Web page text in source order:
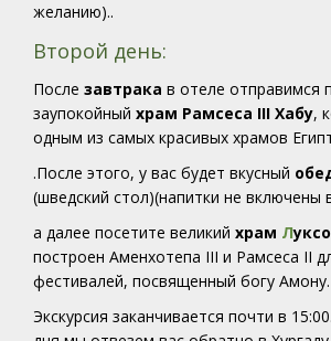
желанию)..
Второй день:
После завтрака в отеле отправимся
заупокойный храм Рамсеса III Хабу,
одным из самых красивых храмов
.После этого, у вас будет вкусный
(шведский стол)(напитки не включены
а далее посетите великий храм Л
построен Аменхотепа III и Рамсеса II
фестивалей, посвященный богу Амону.
Экскурсия заканчивается почти в